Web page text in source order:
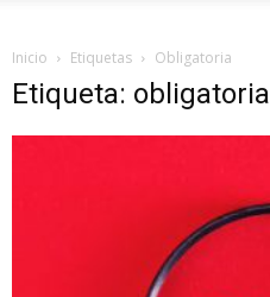
Inicio Etiquetas Obligatoria
Etiqueta: obligatoria